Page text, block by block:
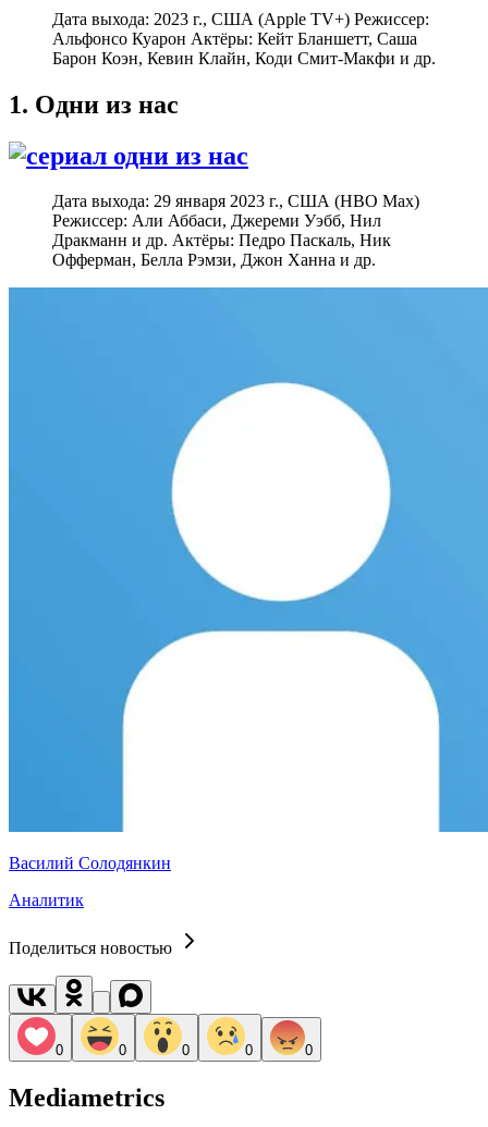
Дата выхода: 2023 г., США (Apple TV+) Режиссер:
Альфонсо Куарон Актёры: Кейт Бланшетт, Саша
Барон Коэн, Кевин Клайн, Коди Смит-Макфи и др.
1. Одни из нас
Дата выхода: 29 января 2023 г., США (HBO Max)
Режиссер: Али Аббаси, Джереми Уэбб, Нил
Дракманн и др. Актёры: Педро Паскаль, Ник
Офферман, Белла Рэмзи, Джон Ханна и др.
Василий Солодянкин
Аналитик
Поделиться новостью
0 0 0 0 0
Mediametrics